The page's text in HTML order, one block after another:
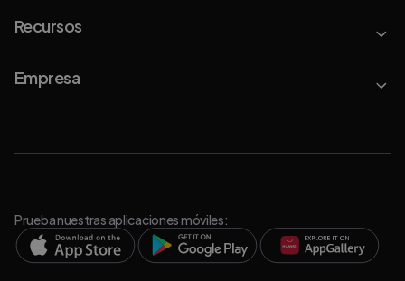
Recursos
Empresa
Prueba nuestras aplicaciones móviles: